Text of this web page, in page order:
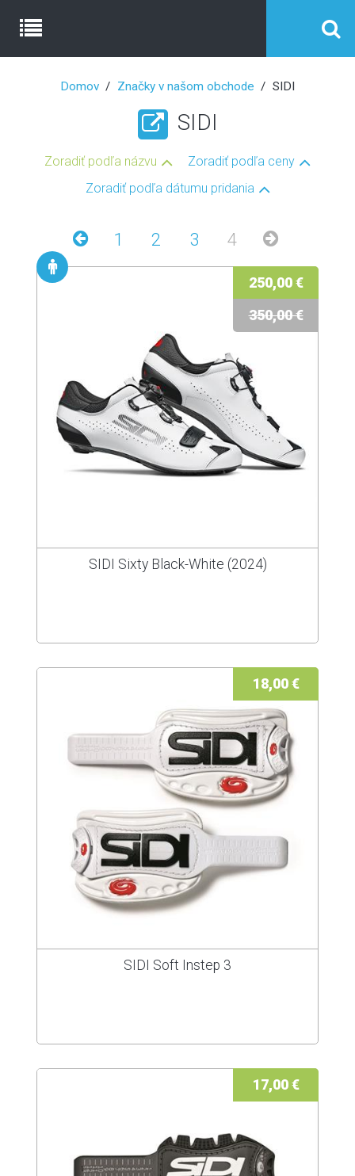
Domov Značky v našom obchode SIDI
SIDI
Zoradiť podľa názvu
Zoradiť podľa ceny
Zoradiť podľa dátumu pridania
1 2 3 4
250,00 €
350,00 €
SIDI Sixty Black-White (2024)
18,00 €
SIDI Soft Instep 3
17,00 €